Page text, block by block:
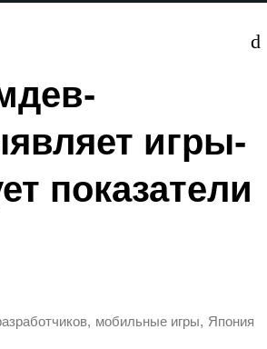
игры-
показатели
, мобильные игры, Япония